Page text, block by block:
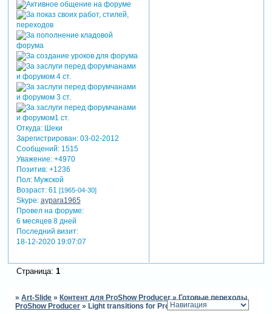
Откуда:Шеки
Зарегистрирован: 03-02-2012
Сообщений:1515
Уважение: +4970
Позитив: +1236
Пол:Мужской
Возраст:61 [1965-04-30]
Skype: aypara1965
Провел на форуме:
6 месяцев 8 дней
Последний визит:
18-12-2020 19:07:07
Страница: 1
»Art-Slide »Контент для ProShow Producer »Готовые переходы
ProShow Producer »Light transitions for ProShow Producer